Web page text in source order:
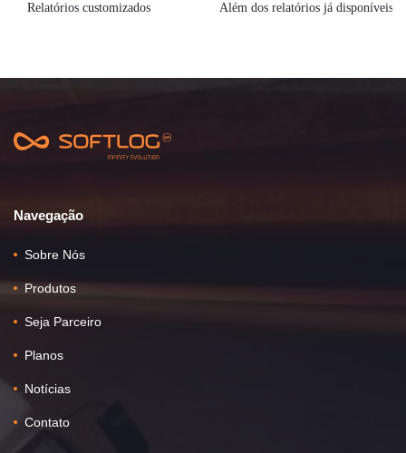
Relatórios customizados Além dos relatórios já disponíveis,
Navegação
Sobre Nós
Produtos
Seja Parceiro
Planos
Notícias
Contato